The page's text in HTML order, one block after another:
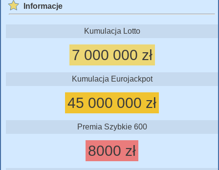
Informacje
Kumulacja Lotto
7 000 000 zł
Kumulacja Eurojackpot
45 000 000 zł
Premia Szybkie 600
8000 zł